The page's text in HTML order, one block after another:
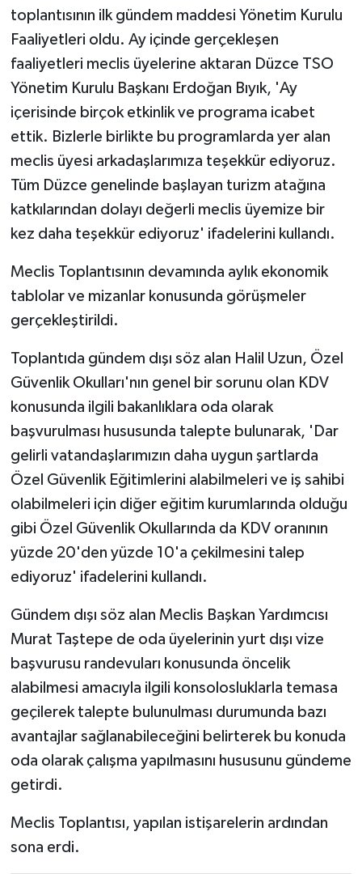
toplantısının ilk gündem maddesi Yönetim Kurulu
Faaliyetleri oldu. Ay içinde gerçekleşen
faaliyetleri meclis üyelerine aktaran Düzce TSO
Yönetim Kurulu Başkanı Erdoğan Bıyık, 'Ay
içerisinde birçok etkinlik ve programa icabet
ettik. Bizlerle birlikte bu programlarda yer alan
meclis üyesi arkadaşlarımıza teşekkür ediyoruz.
Tüm Düzce genelinde başlayan turizm atağına
katkılarından dolayı değerli meclis üyemize bir
kez daha teşekkür ediyoruz' ifadelerini kullandı.
Meclis Toplantısının devamında aylık ekonomik
tablolar ve mizanlar konusunda görüşmeler
gerçekleştirildi.
Toplantıda gündem dışı söz alan Halil Uzun, Özel
Güvenlik Okulları'nın genel bir sorunu olan KDV
konusunda ilgili bakanlıklara oda olarak
başvurulması hususunda talepte bulunarak, 'Dar
gelirli vatandaşlarımızın daha uygun şartlarda
Özel Güvenlik Eğitimlerini alabilmeleri ve iş sahibi
olabilmeleri için diğer eğitim kurumlarında olduğu
gibi Özel Güvenlik Okullarında da KDV oranının
yüzde 20'den yüzde 10'a çekilmesini talep
ediyoruz' ifadelerini kullandı.
Gündem dışı söz alan Meclis Başkan Yardımcısı
Murat Taştepe de oda üyelerinin yurt dışı vize
başvurusu randevuları konusunda öncelik
alabilmesi amacıyla ilgili konsolosluklarla temasa
geçilerek talepte bulunulması durumunda bazı
avantajlar sağlanabileceğini belirterek bu konuda
oda olarak çalışma yapılmasını hususunu gündeme
getirdi.
Meclis Toplantısı, yapılan istişarelerin ardından
sona erdi.